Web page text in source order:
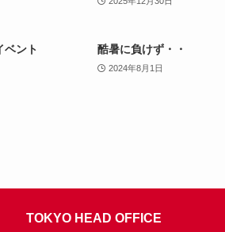
ベント 酷暑に負けず・・
2024年8月1日
TOKYO HEAD OFFICE